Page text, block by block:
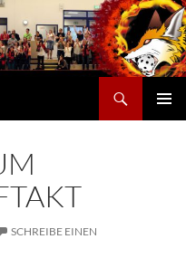
SCHREIBE EINEN